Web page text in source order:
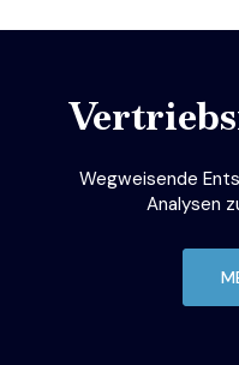
Wegweisende
Analysen